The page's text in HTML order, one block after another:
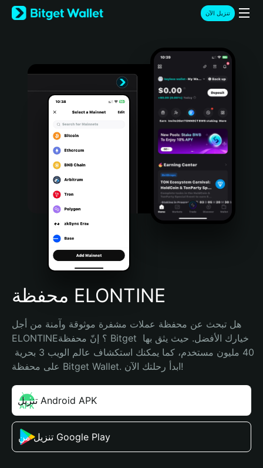
English
日本語
Türkçe
Português (Portugal)
Bahasa Indonesia
Português (Brasil)
Español (Argentina)
تنزيل الآن
محفظة ELONTINE
هل تبحث عن محفظة عملات مشفرة موثوقة وآمنة من أجل
ELONTINE؟ إنّ محفظة Bitget خيارك الأفضل. حيث يثق بها
على محفظة Bitget Wallet. ابدأ رحلتك الآن!
تنزيل Android APK
تنزيل من Google Play